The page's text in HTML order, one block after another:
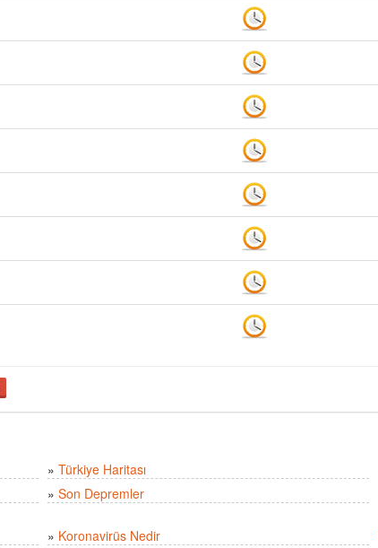
» Türkiye Haritası
» Son Depremler
» Koronavirüs Nedir